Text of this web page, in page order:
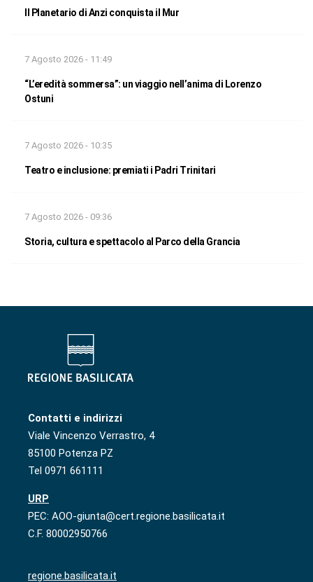
Il Planetario di Anzi conquista il Mur
7 Agosto 2026 - 11:49
“L’eredità sommersa”: un viaggio nell’anima di Lorenzo
Ostuni
7 Agosto 2026 - 10:35
Teatro e inclusione: premiati i Padri Trinitari
7 Agosto 2026 - 09:36
Storia, cultura e spettacolo al Parco della Grancia
Contatti e indirizzi
Viale Vincenzo Verrastro, 4
85100 Potenza PZ
Tel 0971 661111
URP
PEC: AOO-giunta@cert.regione.basilicata.it
C.F. 80002950766
regione.basilicata.it